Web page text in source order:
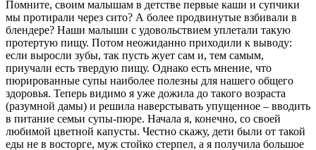
Помните, своим малышам в детстве первые каши и супчики
мы протирали через сито? А более продвинутые взбивали в
блендере? Наши малыши с удовольствием уплетали такую
протертую пищу. Потом неожиданно приходили к выводу:
если выросли зубы, так пусть жует сам и, тем самым,
приучали есть твердую пищу. Однако есть мнение, что
пюрированные супы наиболее полезны для нашего общего
здоровья. Теперь видимо я уже дожила до такого возраста
(разумной дамы) и решила наверстывать упущенное – вводить
в питание семьи супы-пюре. Начала я, конечно, со своей
любимой цветной капусты. Честно скажу, дети были от такой
еды не в восторге, муж стойко стерпел, а я получила большое